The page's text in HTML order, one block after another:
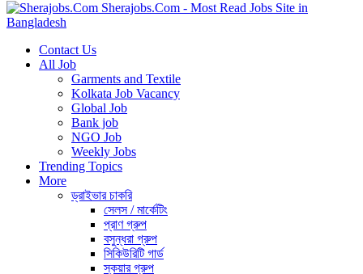
Sherajobs.Com - Most Read Jobs Site in
Bangladesh
Contact Us
All Job
Garments and Textile
Kolkata Job Vacancy
Global Job
Bank job
NGO Job
Weekly Jobs
Trending Topics
More
ড্রাইভার চাকরি
সেলস / মার্কেটিং
প্রাণ গ্রুপ
বসুন্ধরা গ্রুপ
সিকিউরিটি গার্ড
স্কয়ার গ্রুপ